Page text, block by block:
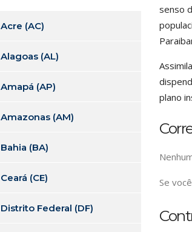
senso
plano
Se
Acre (AC)
Alagoas (AL)
Amapá (AP)
Amazonas (AM)
Bahia (BA)
Ceará (CE)
Distrito Federal (DF)